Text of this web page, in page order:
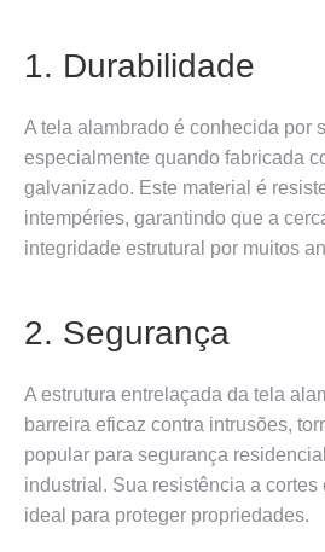
1. Durabilidade
A tela alambrado é conhecida por
especialmente quando fabricada
galvanizado. Este material é
intempéries, garantindo que a
integridade estrutural por muitos
2. Segurança
A estrutura entrelaçada da tela
barreira eficaz contra intrusões,
popular para segurança
industrial. Sua resistência a cortes
ideal para proteger propriedades.